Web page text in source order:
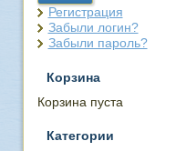
Регистрация
Забыли логин?
Забыли пароль?
Корзина
Корзина пуста
Категории